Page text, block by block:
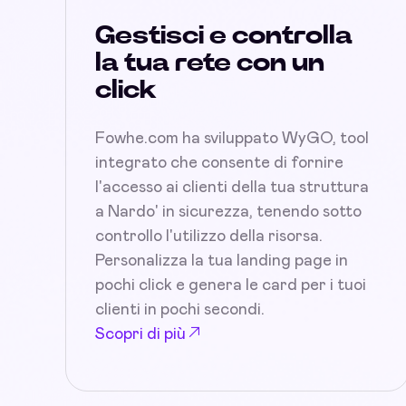
Gestisci e controlla
la tua rete con un
click
Fowhe.com ha sviluppato WyGO, tool
integrato che consente di fornire
l'accesso ai clienti della tua struttura
a Nardo' in sicurezza, tenendo sotto
controllo l'utilizzo della risorsa.
Personalizza la tua landing page in
pochi click e genera le card per i tuoi
clienti in pochi secondi.
Scopri di più